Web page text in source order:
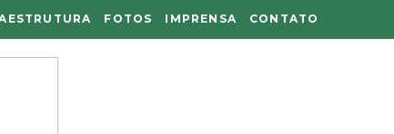
FOTOS IMPRENSA CONTATO